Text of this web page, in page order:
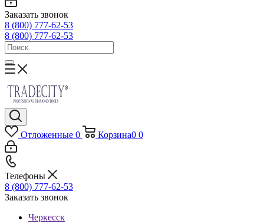
Заказать звонок
8 (800) 777-62-53
8 (800) 777-62-53
Отложенные 0 Корзина0 0
Телефоны
8 (800) 777-62-53
Заказать звонок
Черкесск